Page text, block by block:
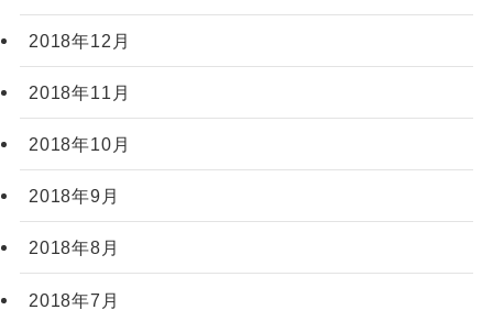
2018年12月
2018年11月
2018年10月
2018年9月
2018年8月
2018年7月